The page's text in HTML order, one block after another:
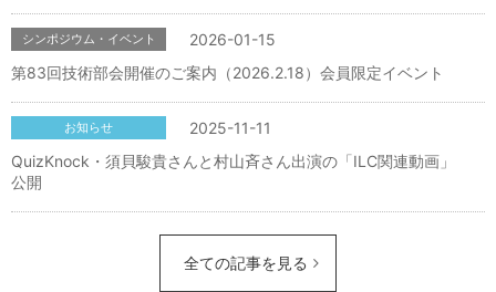
2026-01-15
シンポジウム・イベント
第83回技術部会開催のご案内（2026.2.18）会員限定イベント
2025-11-11
お知らせ
QuizKnock・須貝駿貴さんと村山斉さん出演の「ILC関連動画」
公開
全ての記事を見る